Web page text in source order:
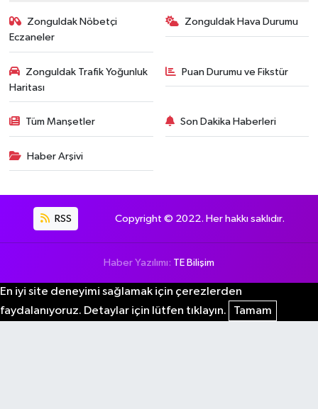
Zonguldak Nöbetçi
Eczaneler
Zonguldak Hava Durumu
Zonguldak Trafik Yoğunluk
Haritası
Puan Durumu ve Fikstür
Tüm Manşetler Son Dakika Haberleri
Haber Arşivi
RSS Copyright © 2022. Her hakkı saklıdır.
Haber Yazılımı: TE Bilişim
En iyi site deneyimi sağlamak için çerezlerden
faydalanıyoruz. Detaylar için lütfen tıklayın.
Tamam